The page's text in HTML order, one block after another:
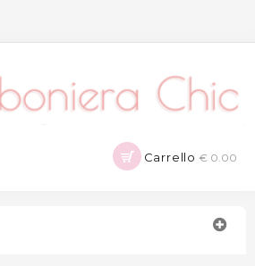
Carrello € 0.00